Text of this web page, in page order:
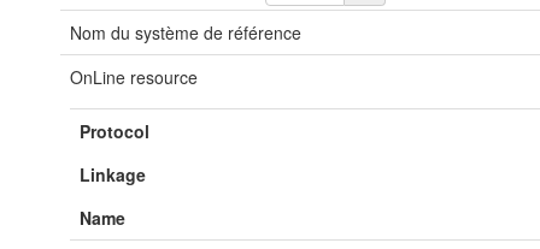
Nom du système de référence
OnLine resource
Protocol
Linkage
Name